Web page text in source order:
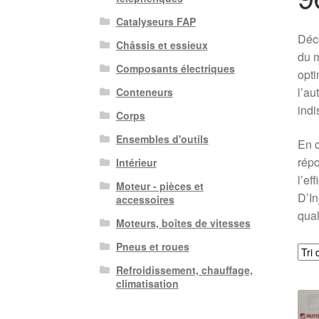
du
En
Catalyseurs FAP
Châssis et essieux
Composants électriques
Conteneurs
Corps
Ensembles d'outils
Intérieur
Moteur - pièces et
accessoires
Moteurs, boîtes de vitesses
Pneus et roues
Refroidissement, chauffage,
climatisation